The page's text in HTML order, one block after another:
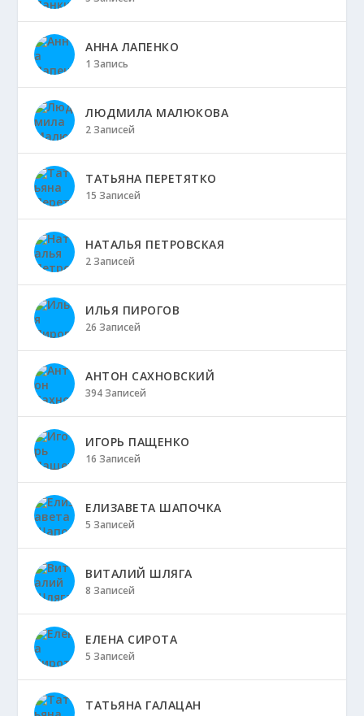
АННА ЛАПЕНКО
1 Запись
ЛЮДМИЛА МАЛЮКОВА
2 Записей
ТАТЬЯНА ПЕРЕТЯТКО
15 Записей
НАТАЛЬЯ ПЕТРОВСКАЯ
2 Записей
ИЛЬЯ ПИРОГОВ
26 Записей
АНТОН САХНОВСКИЙ
394 Записей
ИГОРЬ ПАЩЕНКО
16 Записей
ЕЛИЗАВЕТА ШАПОЧКА
5 Записей
ВИТАЛИЙ ШЛЯГА
8 Записей
ЕЛЕНА СИРОТА
5 Записей
ТАТЬЯНА ГАЛАЦАН